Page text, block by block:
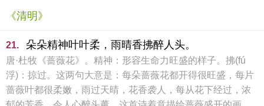
《清明》
21. 朵朵精神叶叶柔，雨晴香拂醉人头。
唐·杜牧《蔷薇花》。精神：形容生命力旺盛的样子。拂(fú
浮)：掠过。这两句大意是：每朵蔷薇花都开得很旺盛，每片
蔷薇叶都很柔嫩，雨过天晴，花香袭人，每从花下经过，浓